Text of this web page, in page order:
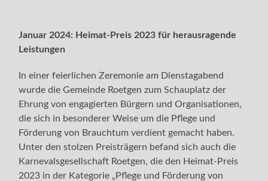
Januar 2024: Heimat-Preis 2023 für herausragende
Leistungen
In einer feierlichen Zeremonie am Dienstagabend
wurde die Gemeinde Roetgen zum Schauplatz der
Ehrung von engagierten Bürgern und Organisationen,
die sich in besonderer Weise um die Pflege und
Förderung von Brauchtum verdient gemacht haben.
Unter den stolzen Preisträgern befand sich auch die
Karnevalsgesellschaft Roetgen, die den Heimat-Preis
2023 in der Kategorie „Pflege und Förderung von